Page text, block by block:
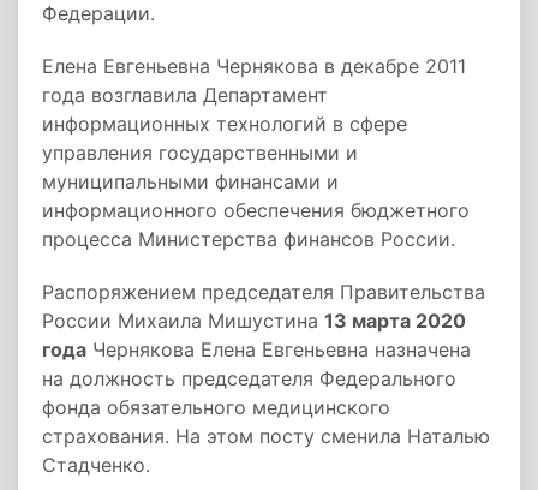
Федерации.
Елена Евгеньевна Чернякова в декабре 2011
года возглавила Департамент
информационных технологий в сфере
управления государственными и
муниципальными финансами и
информационного обеспечения бюджетного
процесса Министерства финансов России.
Распоряжением председателя Правительства
России Михаила Мишустина 13 марта 2020
года Чернякова Елена Евгеньевна назначена
на должность председателя Федерального
фонда обязательного медицинского
страхования. На этом посту сменила Наталью
Стадченко.